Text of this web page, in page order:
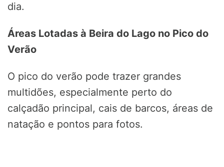
dia.
Áreas Lotadas à Beira do Lago no Pico do
Verão
O pico do verão pode trazer grandes
multidões, especialmente perto do
calçadão principal, cais de barcos, áreas de
natação e pontos para fotos.